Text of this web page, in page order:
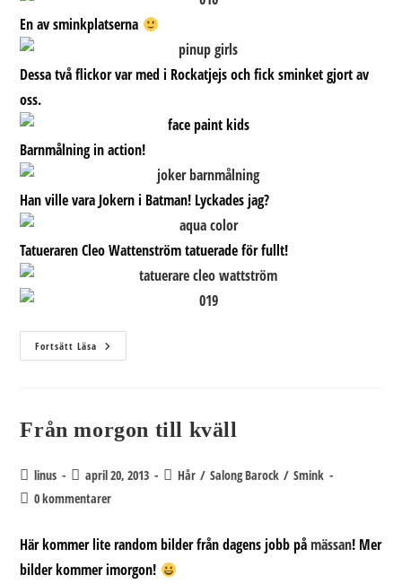
En av sminkplatserna
Dessa två flickor var med i Rockatjejs och fick sminket gjort av
oss.
Barnmålning in action!
Han ville vara Jokern i Batman! Lyckades jag?
Tatueraren Cleo Wattenström tatuerade för fullt!
Fortsätt Läsa Vi
Tackar
Från morgon till kväll
Inläggsförfattare:
linus
Inlägget
publicerat:
april 20, 2013 Inläggskategori:
Hår / Salong Barock / Smink
Kommentarer
inlägget:
0 kommentarer
Här kommer lite random bilder från dagens jobb på mässan! Mer
bilder kommer imorgon!